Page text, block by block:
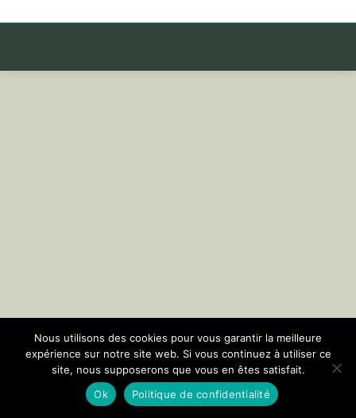
Nous utilisons des cookies pour vous garantir la meilleure
expérience sur notre site web. Si vous continuez à utiliser ce
site, nous supposerons que vous en êtes satisfait.
Ok
Politique de confidentialité